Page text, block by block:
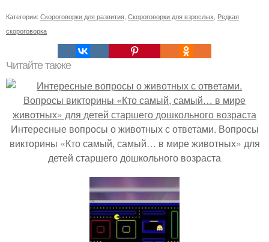
Категории: Скороговорки для развития Скороговорки для взрослых Редкая
скороговорка
Читайте также
Интересные вопросы о животных с ответами. Вопросы
викторины «Кто самый, самый… в мире животных» для
детей старшего дошкольного возраста